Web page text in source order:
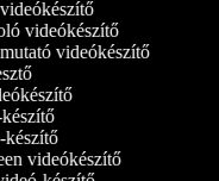
videókészítő
videókészítő
videókészítő
készítő
készítő
videókészítő